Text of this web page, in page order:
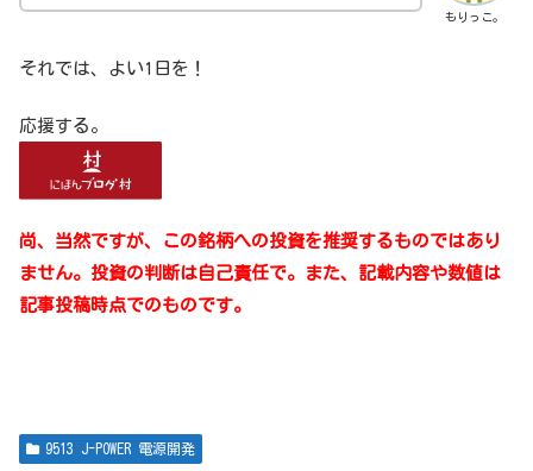
もりっこ。
それでは、よい1日を！
応援する。
尚、当然ですが、この銘柄への投資を推奨するものではあり
ません。投資の判断は自己責任で。また、記載内容や数値は
記事投稿時点でのものです。
9513 J-POWER 電源開発